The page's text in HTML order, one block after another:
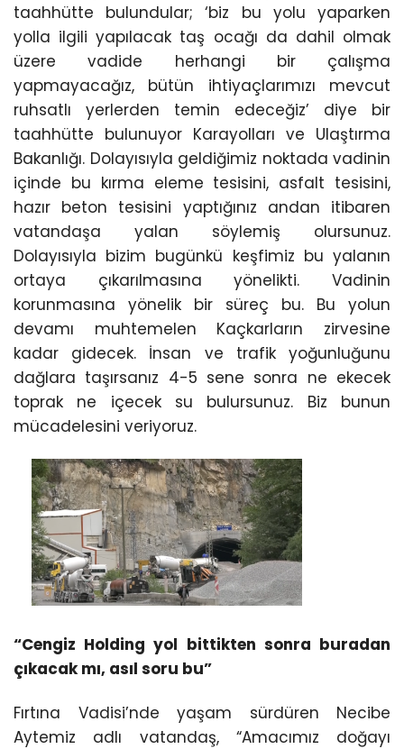
taahhütte bulundular; ‘biz bu yolu yaparken
yolla ilgili yapılacak taş ocağı da dahil olmak
üzere vadide herhangi bir çalışma
yapmayacağız, bütün ihtiyaçlarımızı mevcut
ruhsatlı yerlerden temin edeceğiz’ diye bir
taahhütte bulunuyor Karayolları ve Ulaştırma
Bakanlığı. Dolayısıyla geldiğimiz noktada vadinin
içinde bu kırma eleme tesisini, asfalt tesisini,
hazır beton tesisini yaptığınız andan itibaren
vatandaşa yalan söylemiş olursunuz.
Dolayısıyla bizim bugünkü keşfimiz bu yalanın
ortaya çıkarılmasına yönelikti. Vadinin
korunmasına yönelik bir süreç bu. Bu yolun
devamı muhtemelen Kaçkarların zirvesine
kadar gidecek. İnsan ve trafik yoğunluğunu
dağlara taşırsanız 4-5 sene sonra ne ekecek
toprak ne içecek su bulursunuz. Biz bunun
mücadelesini veriyoruz.
“Cengiz Holding yol bittikten sonra buradan
çıkacak mı, asıl soru bu”
Fırtına Vadisi’nde yaşam sürdüren Necibe
Aytemiz adlı vatandaş, “Amacımız doğayı